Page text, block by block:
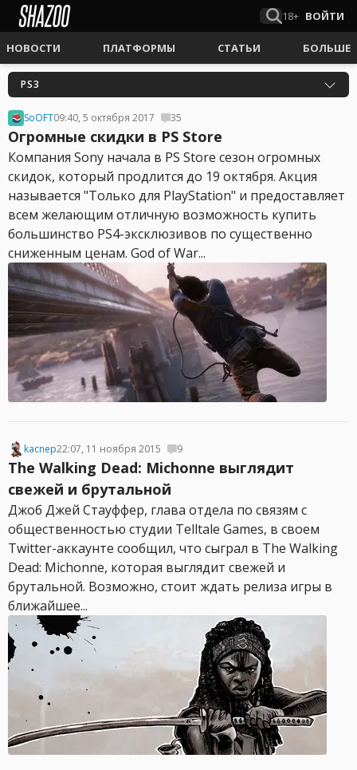
18+ ВОЙТИ
НОВОСТИ ПЛАТФОРМЫ СТАТЬИ БОЛЬШЕ
PS3
SoOFT09:40, 5 октября 2017 35
Огромные скидки в PS Store
Компания Sony начала в PS Store сезон огромных
скидок, который продлится до 19 октября. Акция
называется "Только для PlayStation" и предоставляет
всем желающим отличную возможность купить
большинство PS4-эксклюзивов по существенно
сниженным ценам. God of War...
kacnep22:07, 11 ноября 2015 9
The Walking Dead: Michonne выглядит
свежей и брутальной
Джоб Джей Стауффер, глава отдела по связям с
общественностью студии Telltale Games, в своем
Twitter-аккаунте сообщил, что сыграл в The Walking
Dead: Michonne, которая выглядит свежей и
брутальной. Возможно, стоит ждать релиза игры в
ближайшее...